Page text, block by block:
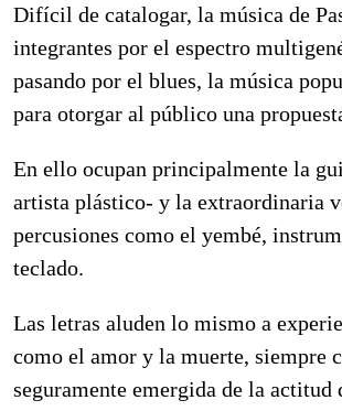
Difícil de catalogar, la música de
integrantes por el espectro
pasando por el blues, la música
para otorgar al público una
En ello ocupan principalmente la
artista plástico- y la extraordinaria
percusiones como el yembé,
teclado.
Las letras aluden lo mismo a
como el amor y la muerte, siempre
seguramente emergida de la actitud